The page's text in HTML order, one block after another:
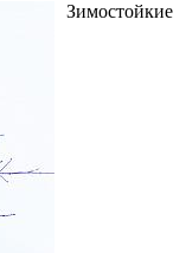
Зимостойкие